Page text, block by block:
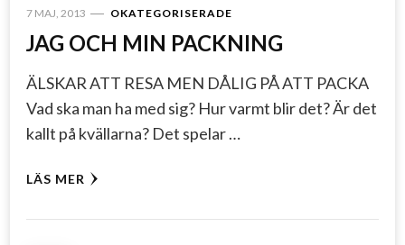
7 MAJ, 2013 OKATEGORISERADE
JAG OCH MIN PACKNING
ÄLSKAR ATT RESA MEN DÅLIG PÅ ATT PACKA
Vad ska man ha med sig? Hur varmt blir det? Är det
kallt på kvällarna? Det spelar …
LÄS MER